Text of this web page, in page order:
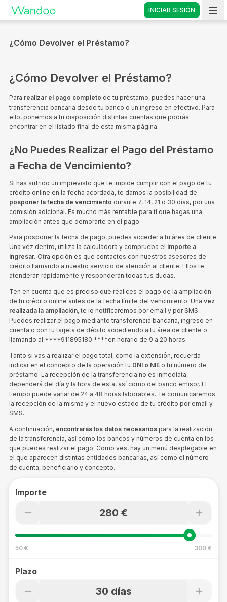
Vete a casa
INICIAR SESIÓN
¿Cómo Devolver el Préstamo?
¿Cómo Devolver el Préstamo?
Para realizar el pago completo de tu préstamo, puedes hacer una
transferencia bancaria desde tu banco o un ingreso en efectivo. Para
ello, ponemos a tu disposición distintas cuentas que podrás
encontrar en el listado final de esta misma página.
¿No Puedes Realizar el Pago del Préstamo
a Fecha de Vencimiento?
Si has sufrido un imprevisto que te impide cumplir con el pago de tu
crédito online en la fecha acordada, te damos la posibilidad de
posponer la fecha de vencimiento durante 7, 14, 21 o 30 días, por una
comisión adicional. Es mucho más rentable para ti que hagas una
ampliación antes que demorarte en el pago.
Para posponer la fecha de pago, puedes acceder a tu área de cliente.
Una vez dentro, utiliza la calculadora y comprueba el importe a
ingresar. Otra opción es que contactes con nuestros asesores de
crédito llamando a nuestro servicio de atención al cliente. Ellos te
atenderán rápidamente y responderán todas tus dudas.
Ten en cuenta que es preciso que realices el pago de la ampliación
de tu crédito online antes de la fecha límite del vencimiento. Una vez
realizada la ampliación, te lo notificaremos por email y por SMS.
Puedes realizar el pago mediante transferencia bancaria, ingreso en
cuenta o con tu tarjeta de débito accediendo a tu área de cliente o
llamando al ****911895180 ****en horario de 9 a 20 horas.
Tanto si vas a realizar el pago total, como la extensión, recuerda
indicar en el concepto de la operación tu DNI o NIE o tu número de
préstamo. La recepción de la transferencia no es inmediata,
dependerá del día y la hora de esta, así como del banco emisor. El
tiempo puede variar de 24 a 48 horas laborables. Te comunicaremos
la recepción de la misma y el nuevo estado de tu crédito por email y
SMS.
A continuación, encontrarás los datos necesarios para la realización
de la transferencia, así como los bancos y números de cuenta en los
que puedes realizar el pago. Como ves, hay un menú desplegable en
el que aparecen distintas entidades bancarias, así como el número
de cuenta, beneficiario y concepto.
Importe
280 €
50 € 300 €
Plazo
30 días